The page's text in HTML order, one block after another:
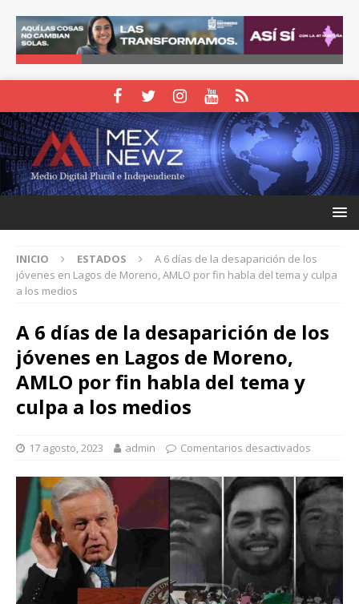
INICIO ESTADOS
A 6 días de la desaparición de los
jóvenes en Lagos de Moreno, AMLO por fin habla del tema y culpa
a los medios
A 6 días de la desaparición de los
jóvenes en Lagos de Moreno,
AMLO por fin habla del tema y
culpa a los medios
17 agosto, 2023 admin Comentarios desactivados